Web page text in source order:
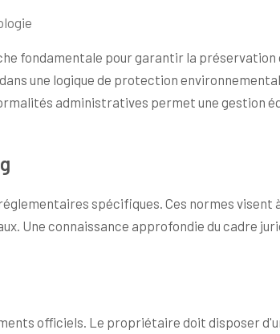
fondamentale pour garantir la préservation
une logique de protection
administratives permet une gestion
spécifiques. Ces normes visent
Une connaissance approfondie du cadre
officiels. Le propriétaire doit disposer